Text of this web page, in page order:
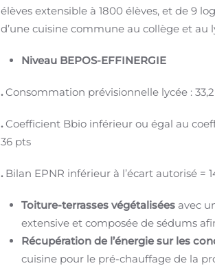
élèves extensible à 1800 élèves, et de 9
d’une cuisine commune au collège et au
Niveau BEPOS-EFFINERGIE
. Consommation prévisionnelle lycée :
. Coefficient Bbio inférieur ou égal au
36 pts
. Bilan EPNR inférieur à l’écart autorisé =
Toiture-terrasses végétalisées avec
extensive et composée de sédums
Récupération de l’énergie sur les
cuisine pour le pré-chauffage de la